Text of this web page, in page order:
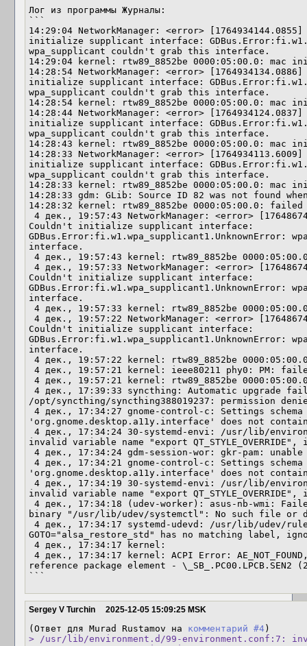
Лог из программы Журналы:
```
14:29:04 NetworkManager: <error>
initialize supplicant interface:
wpa_supplicant couldn't grab this interface.
14:29:04 kernel: rtw89_8852be 0000:05:00.0:
14:28:54 NetworkManager: <error>
initialize supplicant interface:
wpa_supplicant couldn't grab this interface.
14:28:54 kernel: rtw89_8852be 0000:05:00.0:
14:28:44 NetworkManager: <error>
initialize supplicant interface:
wpa_supplicant couldn't grab this interface.
14:28:43 kernel: rtw89_8852be 0000:05:00.0:
14:28:33 NetworkManager: <error>
initialize supplicant interface:
wpa_supplicant couldn't grab this interface.
14:28:33 kernel: rtw89_8852be 0000:05:00.0:
14:28:33 gdm: GLib: Source ID 82 was not found
14:28:32 kernel: rtw89_8852be 0000:05:00.0:
4 дек., 19:57:43 NetworkManager: <error>
Couldn't initialize supplicant interface:
GDBus.Error:fi.w1.wpa_supplicant1.UnknownError:
interface.
4 дек., 19:57:43 kernel: rtw89_8852be
4 дек., 19:57:33 NetworkManager: <error>
Couldn't initialize supplicant interface:
GDBus.Error:fi.w1.wpa_supplicant1.UnknownError:
interface.
4 дек., 19:57:33 kernel: rtw89_8852be
4 дек., 19:57:22 NetworkManager: <error>
Couldn't initialize supplicant interface:
GDBus.Error:fi.w1.wpa_supplicant1.UnknownError:
interface.
4 дек., 19:57:22 kernel: rtw89_8852be
4 дек., 19:57:21 kernel: ieee80211 phy0: PM:
4 дек., 19:57:21 kernel: rtw89_8852be
4 дек., 17:39:33 syncthing: Automatic upgrade
/opt/syncthing/syncthing388019237: permission
4 дек., 17:34:27 gnome-control-c: Settings schema
'org.gnome.desktop.a11y.interface' does not
4 дек., 17:34:24 30-systemd-envi: /usr/lib/
invalid variable name "export
4 дек., 17:34:24 gdm-session-wor: gkr-pam:
4 дек., 17:34:21 gnome-control-c: Settings schema
'org.gnome.desktop.a11y.interface' does not
4 дек., 17:34:19 30-systemd-envi: /usr/lib/
invalid variable name "export
4 дек., 17:34:18 (udev-worker): asus-nb-wmi:
binary "/usr/lib/udev/systemctl": No such file or
4 дек., 17:34:17 systemd-udevd: /usr/lib/udev/
GOTO="alsa_restore_std" has no matching label,
4 дек., 17:34:17 kernel:
4 дек., 17:34:17 kernel: ACPI Error:
reference package element - \_SB_.PC00.LPCB.SEN2
```
Sergey V Turchin 2025-12-05 15:09:25 MSK
(Ответ для Murad Rustamov на комментарий #4
> /usr/lib/environment.d/99-environment.conf:7: